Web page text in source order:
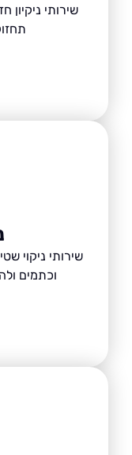
שירותי ניקיון חדרי
תחזוקה
שירותי ניקוי שטיחים
וכתמים ולהחזרת